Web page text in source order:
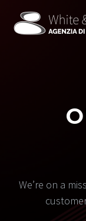
We’re on a